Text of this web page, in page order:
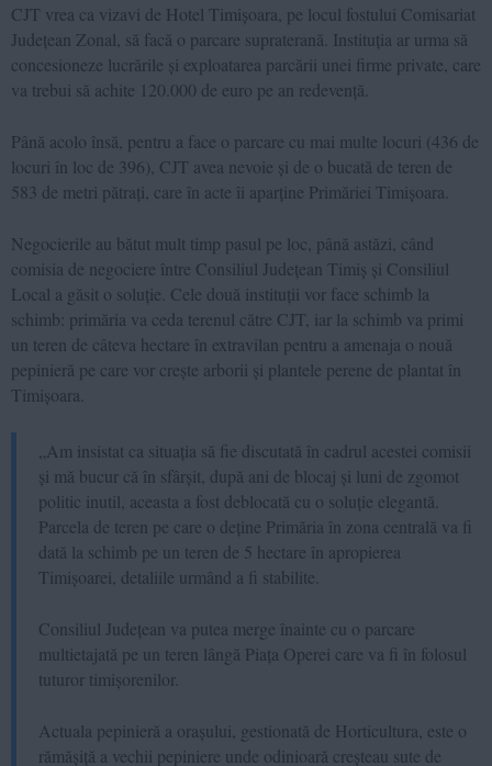
CJT vrea ca vizavi de Hotel Timișoara, pe locul fostului Comisariat
Județean Zonal, să facă o parcare supraterană. Instituția ar urma să
concesioneze lucrările și exploatarea parcării unei firme private, care
va trebui să achite 120.000 de euro pe an redevență.
Până acolo însă, pentru a face o parcare cu mai multe locuri (436 de
locuri în loc de 396), CJT avea nevoie și de o bucată de teren de
583 de metri pătrați, care în acte îi aparține Primăriei Timișoara.
Negocierile au bătut mult timp pasul pe loc, până astăzi, când
comisia de negociere între Consiliul Județean Timiș și Consiliul
Local a găsit o soluție. Cele două instituții vor face schimb la
schimb: primăria va ceda terenul către CJT, iar la schimb va primi
un teren de câteva hectare în extravilan pentru a amenaja o nouă
pepinieră pe care vor crește arborii și plantele perene de plantat în
Timișoara.
„Am insistat ca situația să fie discutată în cadrul acestei comisii
și mă bucur că în sfârșit, după ani de blocaj și luni de zgomot
politic inutil, aceasta a fost deblocată cu o soluție elegantă.
Parcela de teren pe care o deține Primăria în zona centrală va fi
dată la schimb pe un teren de 5 hectare în apropierea
Timișoarei, detaliile urmând a fi stabilite.
Consiliul Județean va putea merge înainte cu o parcare
multietajată pe un teren lângă Piața Operei care va fi în folosul
tuturor timișorenilor.
Actuala pepinieră a orașului, gestionată de Horticultura, este o
rămășiță a vechii pepiniere unde odinioară creșteau sute de